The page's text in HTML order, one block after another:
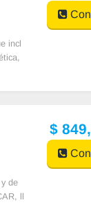
incl
de
ll
$